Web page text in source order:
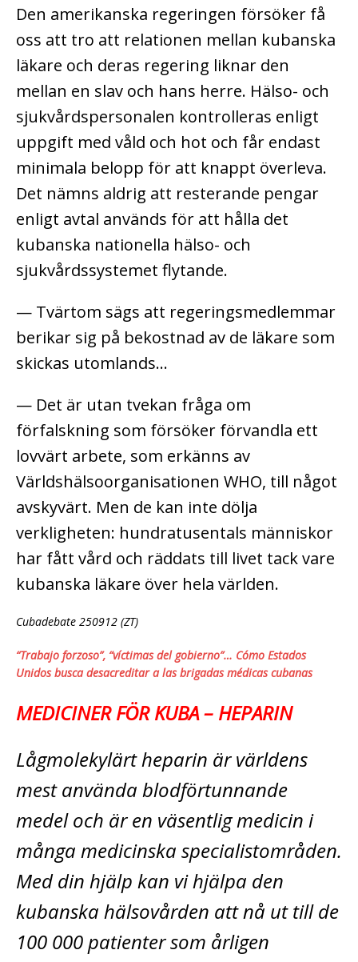
Den amerikanska regeringen försöker få
oss att tro att relationen mellan kubanska
läkare och deras regering liknar den
mellan en slav och hans herre. Hälso- och
sjukvårdspersonalen kontrolleras enligt
uppgift med våld och hot och får endast
minimala belopp för att knappt överleva.
Det nämns aldrig att resterande pengar
enligt avtal används för att hålla det
kubanska nationella hälso- och
sjukvårdssystemet flytande.
— Tvärtom sägs att regeringsmedlemmar
berikar sig på bekostnad av de läkare som
skickas utomlands…
— Det är utan tvekan fråga om
förfalskning som försöker förvandla ett
lovvärt arbete, som erkänns av
Världshälsoorganisationen WHO, till något
avskyvärt. Men de kan inte dölja
verkligheten: hundratusentals människor
har fått vård och räddats till livet tack vare
kubanska läkare över hela världen.
Cubadebate 250912 (ZT)
“Trabajo forzoso”, “víctimas del gobierno”… Cómo Estados
Unidos busca desacreditar a las brigadas médicas cubanas
MEDICINER FÖR KUBA – HEPARIN
Lågmolekylärt heparin är världens
mest använda blodförtunnande
medel och är en väsentlig medicin i
många medicinska specialistområden.
Med din hjälp kan vi hjälpa den
kubanska hälsovården att nå ut till de
100 000 patienter som årligen